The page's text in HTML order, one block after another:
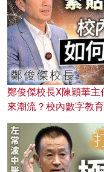
鄭俊傑校長X陳穎華
來潮流？校內數字教